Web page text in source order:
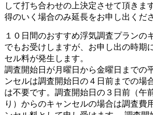
して打ち合わせの上決定させて頂きま
得のいく場合のみ延長をお申し出くだ
１０日間のおすすめ浮気調査プランの
でもお受けしますが、 お申し出の時期
セル料が発生します。
調査開始日が月曜日から金曜日までの
ンセルは調査開始日の４日前までの場
は不要です。調査開始日の３日前（午
り）からのキャンセルの場合は調査費